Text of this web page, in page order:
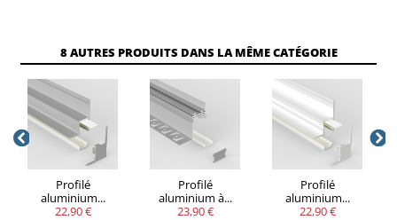
QUANTITÉ REMISE
ÉCONOMISEZ
5
Jusqu'à 17,90
€
8 AUTRES PRODUITS DANS LA MÊME CATÉGORIE
Profilé
aluminium...
22,90 €
Profilé
aluminium à...
23,90 €
Profilé
aluminium...
22,90 €